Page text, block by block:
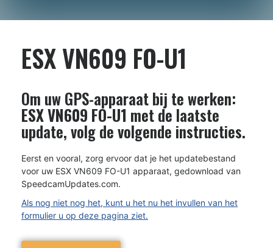
ESX VN609 FO-U1
Om uw GPS-apparaat bij te werken:
ESX VN609 FO-U1 met de laatste
update, volg de volgende instructies.
Eerst en vooral, zorg ervoor dat je het updatebestand
voor uw ESX VN609 FO-U1 apparaat, gedownload van
SpeedcamUpdates.com.
Als nog niet nog het, kunt u het nu het invullen van het
formulier u op deze pagina ziet.